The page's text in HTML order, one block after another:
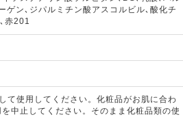
ゲン､ジパルミチン酸アスコルビル､酸化チ
赤201
て使用してください。化粧品がお肌に合わ
中止してください。そのまま化粧品類の使